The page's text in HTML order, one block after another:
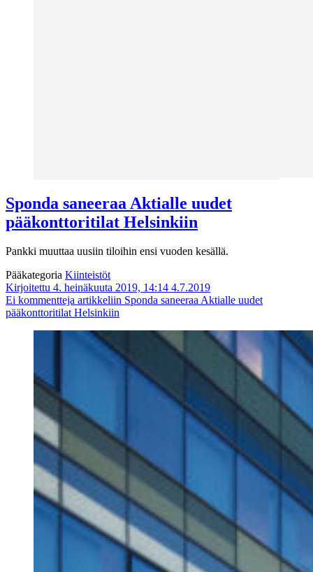
Sponda saneeraa Aktialle uudet
pääkonttoritilat Helsinkiin
Pankki muuttaa uusiin tiloihin ensi vuoden kesällä.
Pääkategoria Kiinteistöt
Kirjoitettu 4. heinäkuuta 2019, 14:14 4.7.2019
Ei kommentteja artikkeliin Sponda saneeraa Aktialle uudet
pääkonttoritilat Helsinkiin